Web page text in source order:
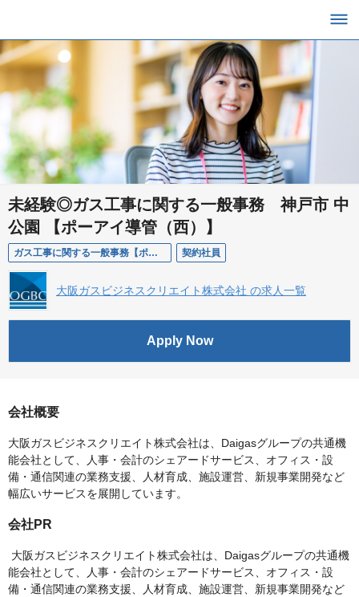
未経験◎ガス工事に関する一般事務 神戸市 中
公園 【ポーアイ導管（西）】
ガス工事に関する一般事務【ポーアイ導管（西）】 契約社員
大阪ガスビジネスクリエイト株式会社 の求人一覧
Apply Now
会社概要
大阪ガスビジネスクリエイト株式会社は、Daigasグループの共通機
能会社として、人事・会計のシェアードサービス、オフィス・設
備・通信関連の業務支援、人材育成、施設運営、新規事業開発など
幅広いサービスを展開しています。
会社PR
大阪ガスビジネスクリエイト株式会社は、Daigasグループの共通機
能会社として、人事・会計のシェアードサービス、オフィス・設
備・通信関連の業務支援、人材育成、施設運営、新規事業開発など